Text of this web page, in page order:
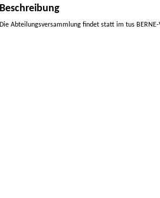
Beschreibung
Die Abteilungsversammlung findet statt im tus